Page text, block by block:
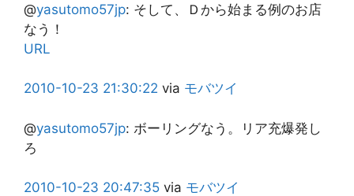
@yasutomo57jp: そして、Ｄから始まる例のお店
なう！
URL
2010-10-23 21:30:22 via モバツイ
@yasutomo57jp: ボーリングなう。リア充爆発し
ろ
2010-10-23 20:47:35 via モバツイ